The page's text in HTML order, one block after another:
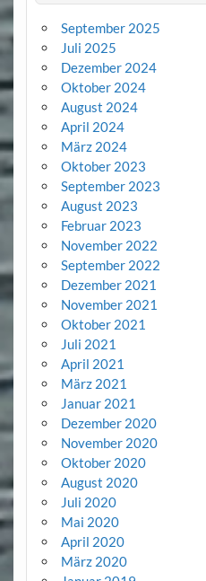
September 2025
Juli 2025
Dezember 2024
Oktober 2024
August 2024
April 2024
März 2024
Oktober 2023
September 2023
August 2023
Februar 2023
November 2022
September 2022
Dezember 2021
November 2021
Oktober 2021
Juli 2021
April 2021
März 2021
Januar 2021
Dezember 2020
November 2020
Oktober 2020
August 2020
Juli 2020
Mai 2020
April 2020
März 2020